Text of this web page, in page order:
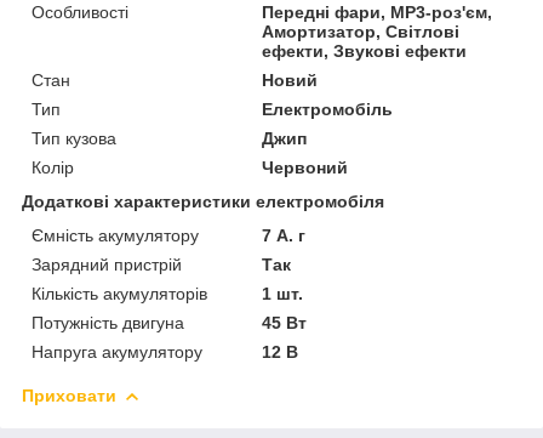
Особливості
Передні фари, MP3-роз'єм,
Амортизатор, Світлові
ефекти, Звукові ефекти
Стан
Новий
Тип
Електромобіль
Тип кузова
Джип
Колір
Червоний
Додаткові характеристики електромобіля
Ємність акумулятору
7 А. г
Зарядний пристрій
Так
Кількість акумуляторів
1 шт.
Потужність двигуна
45 Вт
Напруга акумулятору
12 В
Приховати